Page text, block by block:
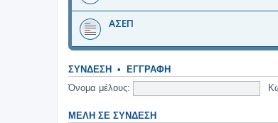
ΑΣΕΠ
ΣΎΝΔΕΣΗ • ΕΓΓΡΑΦΉ
Όνομα μέλους:
ΜΈΛΗ ΣΕ ΣΎΝΔΕΣΗ